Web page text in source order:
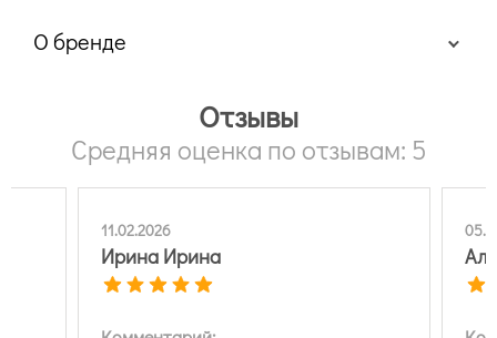
О бренде
Отзывы
Средняя оценка по отзывам: 5
11.02.2026
Ирина Ирина